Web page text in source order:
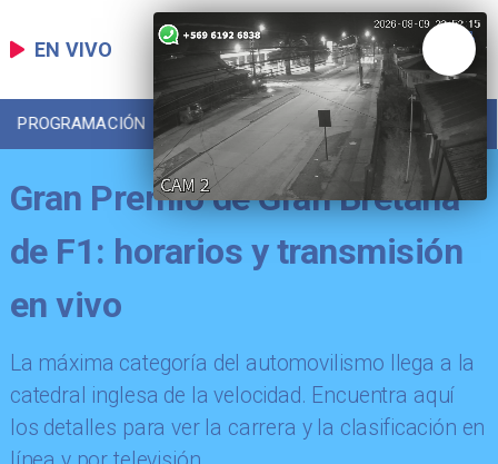
EN VIVO
PROGRAMACIÓN LOCAL DEPORTES
Gran Premio de Gran Bretaña
de F1: horarios y transmisión
en vivo
La máxima categoría del automovilismo llega a la
catedral inglesa de la velocidad. Encuentra aquí
los detalles para ver la carrera y la clasificación en